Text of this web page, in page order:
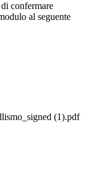
confermare
al seguente
(1).pdf